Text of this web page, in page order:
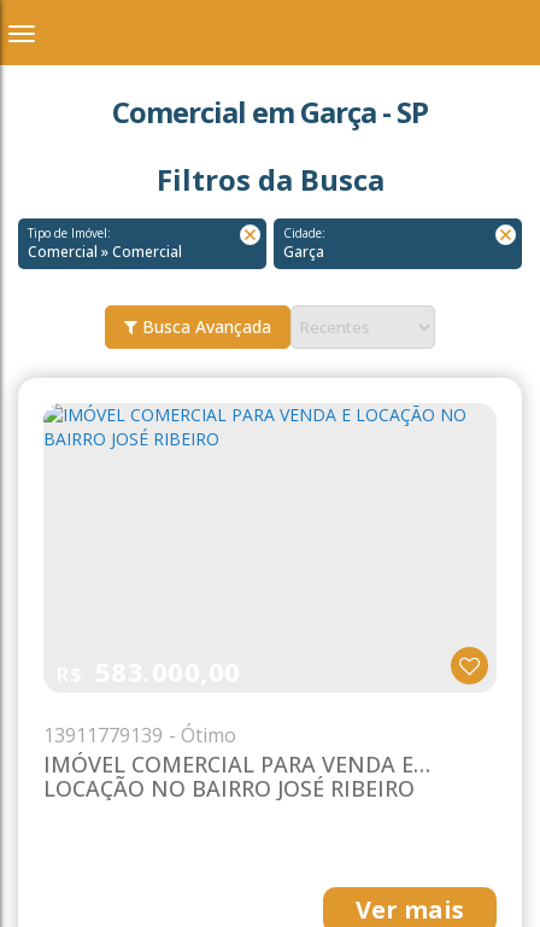
Comercial em Garça - SP
Filtros da Busca
Tipo de Imóvel:
Comercial » Comercial
Cidade:
Garça
Busca Avançada
IMÓVEL COMERCIAL PARA VENDA E
LOCAÇÃO NO BAIRRO JOSÉ RIBEIRO
1391 1779139
Ver mais